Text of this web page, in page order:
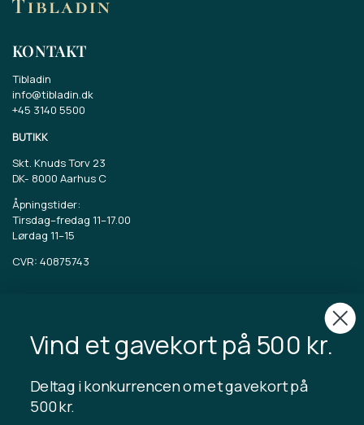
KONTAKT
Tibladin
info@tibladin.dk
+45 3140 5500
BUTIKK
Skt. Knuds Torv 23
DK- 8000 Aarhus C
Åpningstider:
Tirsdag–fredag 11–17.00
Lørdag 11–15
CVR: 40875743
Om Tibladin
Blogg
Registrer kundeklubb
Kontakt oss
Vind et gavekort på 500 kr.
Deltag i konkurrencen om et gavekort på
500 kr.